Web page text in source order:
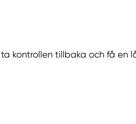
kontrollen tillbaka och få en